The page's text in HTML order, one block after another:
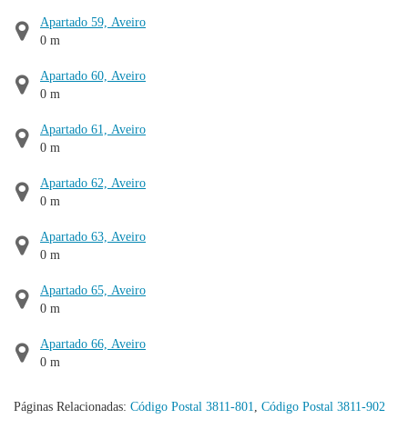
Apartado 59, Aveiro
0 m
Apartado 60, Aveiro
0 m
Apartado 61, Aveiro
0 m
Apartado 62, Aveiro
0 m
Apartado 63, Aveiro
0 m
Apartado 65, Aveiro
0 m
Apartado 66, Aveiro
0 m
Páginas Relacionadas: Código Postal 3811-801, Código Postal 3811-902